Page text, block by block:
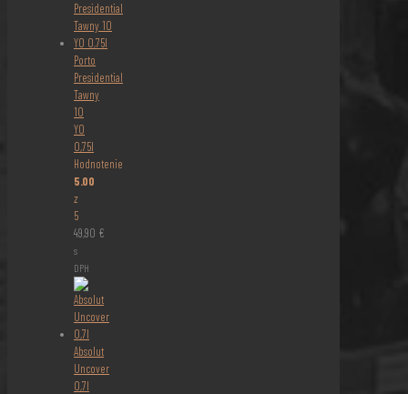
Porto
Presidential
Tawny
10
YO
0,75l
Hodnotenie
5.00
z
5
49,90 €
s
DPH
Absolut
Uncover
0,7l